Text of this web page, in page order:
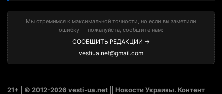
Мы стремимся к максимальной точности, но если вы заметили
ошибку — пожалуйста, сообщите нам:
СООБЩИТЬ РЕДАКЦИИ →
vestiua.net@gmail.com
21+ | © 2012-2026 vesti-ua.net || Новости Украины. Контент